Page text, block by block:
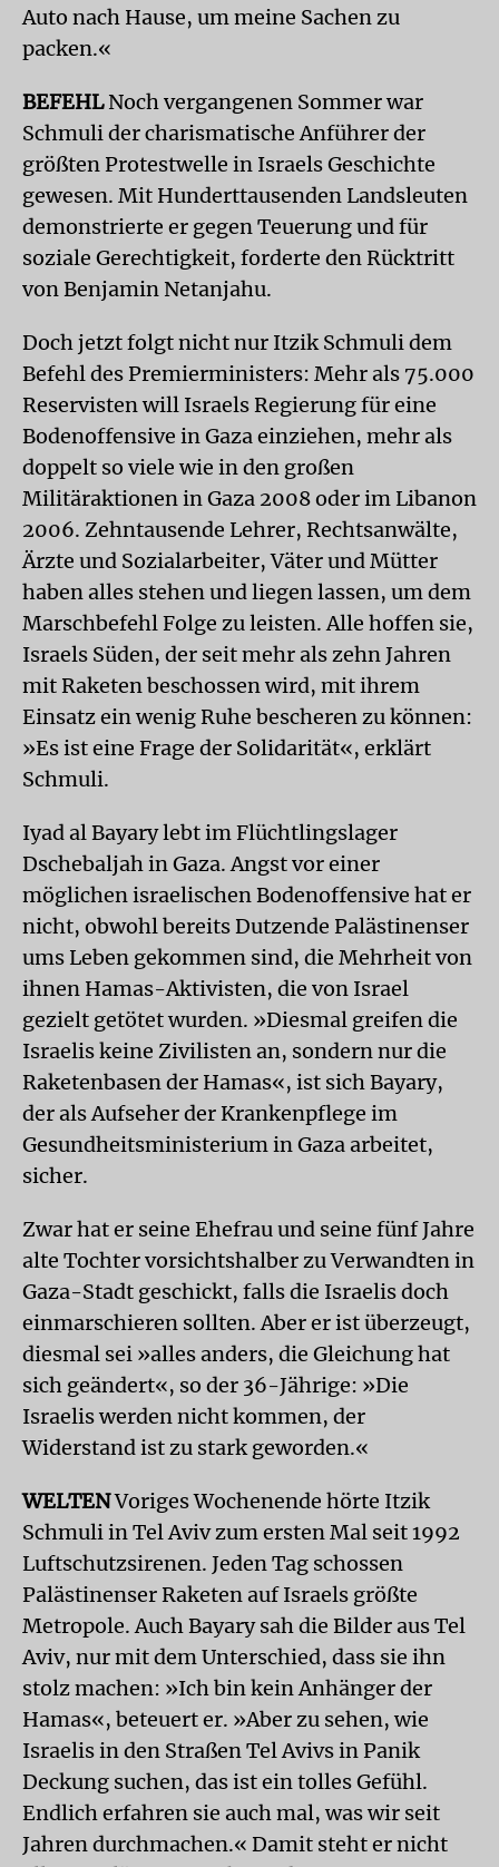
Auto nach Hause, um meine Sachen zu
packen.«
BEFEHLNoch vergangenen Sommer war
Schmuli der charismatische Anführer der
größten Protestwelle in Israels Geschichte
gewesen. Mit Hunderttausenden Landsleuten
demonstrierte er gegen Teuerung und für
soziale Gerechtigkeit, forderte den Rücktritt
von Benjamin Netanjahu.
Doch jetzt folgt nicht nur Itzik Schmuli dem
Befehl des Premierministers: Mehr als 75.000
Reservisten will Israels Regierung für eine
Bodenoffensive in Gaza einziehen, mehr als
doppelt so viele wie in den großen
Militäraktionen in Gaza 2008 oder im Libanon
2006. Zehntausende Lehrer, Rechtsanwälte,
Ärzte und Sozialarbeiter, Väter und Mütter
haben alles stehen und liegen lassen, um dem
Marschbefehl Folge zu leisten. Alle hoffen sie,
Israels Süden, der seit mehr als zehn Jahren
mit Raketen beschossen wird, mit ihrem
Einsatz ein wenig Ruhe bescheren zu können:
»Es ist eine Frage der Solidarität«, erklärt
Schmuli.
Iyad al Bayary lebt im Flüchtlingslager
Dschebaljah in Gaza. Angst vor einer
möglichen israelischen Bodenoffensive hat er
nicht, obwohl bereits Dutzende Palästinenser
ums Leben gekommen sind, die Mehrheit von
ihnen Hamas-Aktivisten, die von Israel
gezielt getötet wurden. »Diesmal greifen die
Israelis keine Zivilisten an, sondern nur die
Raketenbasen der Hamas«, ist sich Bayary,
der als Aufseher der Krankenpflege im
Gesundheitsministerium in Gaza arbeitet,
sicher.
Zwar hat er seine Ehefrau und seine fünf Jahre
alte Tochter vorsichtshalber zu Verwandten in
Gaza-Stadt geschickt, falls die Israelis doch
einmarschieren sollten. Aber er ist überzeugt,
diesmal sei »alles anders, die Gleichung hat
sich geändert«, so der 36-Jährige: »Die
Israelis werden nicht kommen, der
Widerstand ist zu stark geworden.«
WELTENVoriges Wochenende hörte Itzik
Schmuli in Tel Aviv zum ersten Mal seit 1992
Luftschutzsirenen. Jeden Tag schossen
Palästinenser Raketen auf Israels größte
Metropole. Auch Bayary sah die Bilder aus Tel
Aviv, nur mit dem Unterschied, dass sie ihn
stolz machen: »Ich bin kein Anhänger der
Hamas«, beteuert er. »Aber zu sehen, wie
Israelis in den Straßen Tel Avivs in Panik
Deckung suchen, das ist ein tolles Gefühl.
Endlich erfahren sie auch mal, was wir seit
Jahren durchmachen.« Damit steht er nicht